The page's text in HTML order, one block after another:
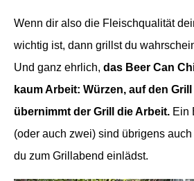
Wenn dir also die Fleischqualität
wichtig ist, dann grillst du
Und ganz ehrlich, das Beer Can
kaum Arbeit: Würzen, auf den
übernimmt der Grill die Arbeit. Ein
(oder auch zwei) sind übrigens
du zum Grillabend einlädst.